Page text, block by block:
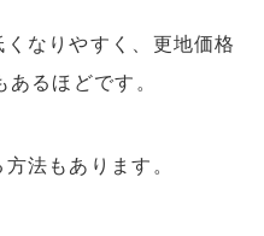
なりやすく、更地価格
るほどです。
法もあります。